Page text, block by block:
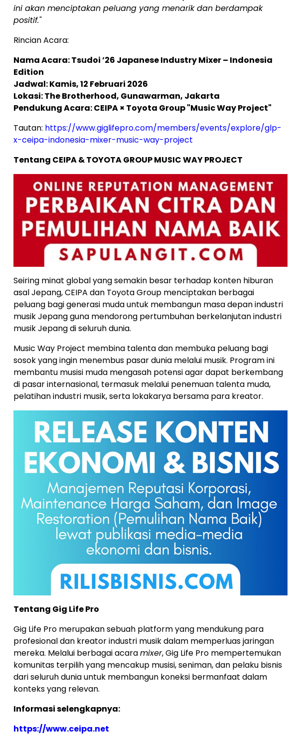
ini akan menciptakan peluang yang menarik dan berdampak
positif."
Rincian Acara:
Nama Acara: Tsudoi ’26 Japanese Industry Mixer – Indonesia
Edition
Jadwal: Kamis, 12 Februari 2026
Lokasi: The Brotherhood, Gunawarman, Jakarta
Pendukung Acara: CEIPA × Toyota Group "Music Way Project"
Tautan: https://www.giglifepro.com/members/events/explore/glp-
x-ceipa-indonesia-mixer-music-way-project
Tentang CEIPA & TOYOTA GROUP MUSIC WAY PROJECT
Seiring minat global yang semakin besar terhadap konten hiburan
asal Jepang, CEIPA dan Toyota Group menciptakan berbagai
peluang bagi generasi muda untuk membangun masa depan industri
musik Jepang guna mendorong pertumbuhan berkelanjutan industri
musik Jepang di seluruh dunia.
Music Way Project membina talenta dan membuka peluang bagi
sosok yang ingin menembus pasar dunia melalui musik. Program ini
membantu musisi muda mengasah potensi agar dapat berkembang
di pasar internasional, termasuk melalui penemuan talenta muda,
pelatihan industri musik, serta lokakarya bersama para kreator.
Tentang Gig Life Pro
Gig Life Pro merupakan sebuah platform yang mendukung para
profesional dan kreator industri musik dalam memperluas jaringan
mereka. Melalui berbagai acaramixer, Gig Life Pro mempertemukan
komunitas terpilih yang mencakup musisi, seniman, dan pelaku bisnis
dari seluruh dunia untuk membangun koneksi bermanfaat dalam
konteks yang relevan.
Informasi selengkapnya:
https://www.ceipa.net